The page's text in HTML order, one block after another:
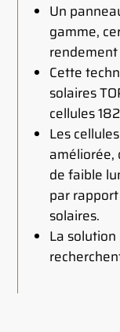
Un
gamme,
Cette
solaires
cellules
Les
améliorée,
de faible
par
solaires.
La